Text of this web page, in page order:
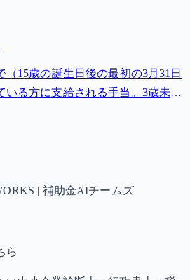
15歳の誕生日後の最初の3月31日
いる方に支給される手当。3歳未満
生は月額10,000円。
| 補助金AIチームズ
ら